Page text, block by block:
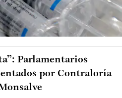
Parlamentarios
por Contraloría